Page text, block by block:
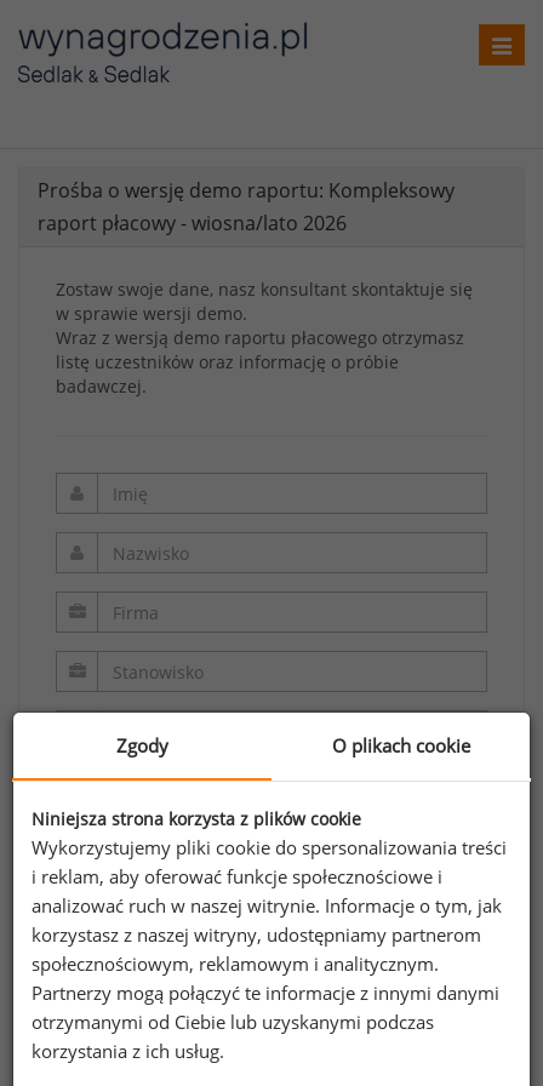
Prośba o wersję demo raportu: Kompleksowy
raport płacowy - wiosna/lato 2026
Zostaw swoje dane, nasz konsultant skontaktuje się
w sprawie wersji demo.
Wraz z wersją demo raportu płacowego otrzymasz
listę uczestników oraz informację o próbie
badawczej.
Oświadczam, że zapoznałem/zapoznałam się z
regulaminem.
Wyrażam zgodę na przetwarzanie moich
danych osobowych zawartych w formularzu
Zgody O plikach cookie
Niniejsza strona korzysta z plików cookie
Wykorzystujemy pliki cookie do spersonalizowania treści
i reklam, aby oferować funkcje społecznościowe i
analizować ruch w naszej witrynie. Informacje o tym, jak
korzystasz z naszej witryny, udostępniamy partnerom
społecznościowym, reklamowym i analitycznym.
Partnerzy mogą połączyć te informacje z innymi danymi
otrzymanymi od Ciebie lub uzyskanymi podczas
korzystania z ich usług.